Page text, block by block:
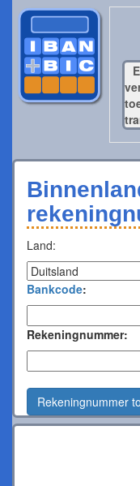
Land:
Bankcode:
Rekeningnummer:
Rekeningnummer